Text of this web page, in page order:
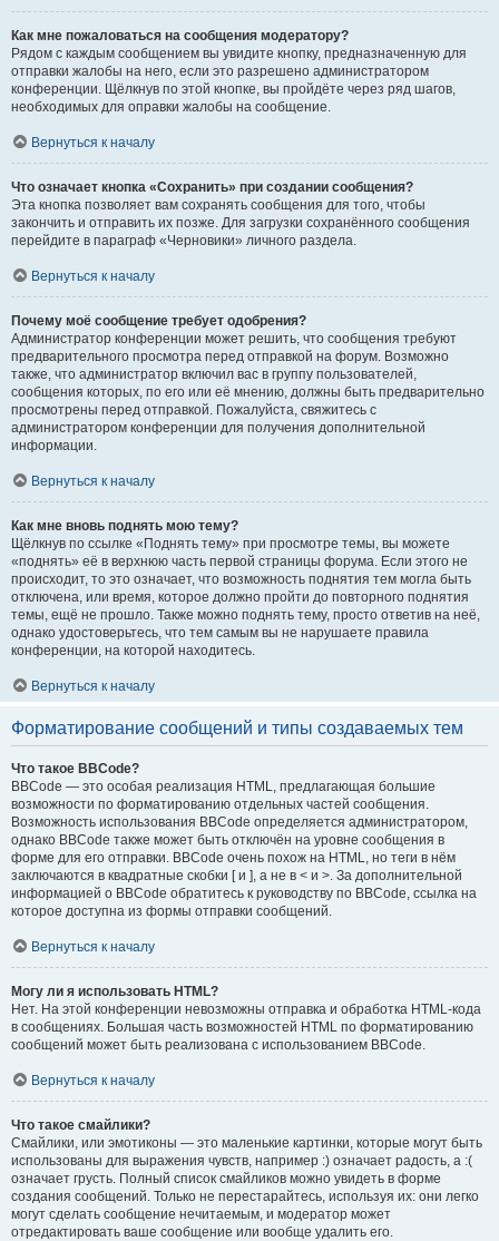
Как мне пожаловаться на сообщения модератору?
Рядом с каждым сообщением вы увидите кнопку, предназначенную для
отправки жалобы на него, если это разрешено администратором
конференции. Щёлкнув по этой кнопке, вы пройдёте через ряд шагов,
необходимых для оправки жалобы на сообщение.
Вернуться к началу
Что означает кнопка «Сохранить» при создании сообщения?
Эта кнопка позволяет вам сохранять сообщения для того, чтобы
закончить и отправить их позже. Для загрузки сохранённого сообщения
перейдите в параграф «Черновики» личного раздела.
Вернуться к началу
Почему моё сообщение требует одобрения?
Администратор конференции может решить, что сообщения требуют
предварительного просмотра перед отправкой на форум. Возможно
также, что администратор включил вас в группу пользователей,
сообщения которых, по его или её мнению, должны быть предварительно
просмотрены перед отправкой. Пожалуйста, свяжитесь с
администратором конференции для получения дополнительной
информации.
Вернуться к началу
Как мне вновь поднять мою тему?
Щёлкнув по ссылке «Поднять тему» при просмотре темы, вы можете
«поднять» её в верхнюю часть первой страницы форума. Если этого не
происходит, то это означает, что возможность поднятия тем могла быть
отключена, или время, которое должно пройти до повторного поднятия
темы, ещё не прошло. Также можно поднять тему, просто ответив на неё,
однако удостоверьтесь, что тем самым вы не нарушаете правила
конференции, на которой находитесь.
Вернуться к началу
Форматирование сообщений и типы создаваемых тем
Что такое BBCode?
BBCode — это особая реализация HTML, предлагающая большие
возможности по форматированию отдельных частей сообщения.
Возможность использования BBCode определяется администратором,
однако BBCode также может быть отключён на уровне сообщения в
форме для его отправки. BBCode очень похож на HTML, но теги в нём
заключаются в квадратные скобки [ и ], а не в < и >. За дополнительной
информацией о BBCode обратитесь к руководству по BBCode, ссылка на
которое доступна из формы отправки сообщений.
Вернуться к началу
Могу ли я использовать HTML?
Нет. На этой конференции невозможны отправка и обработка HTML-кода
в сообщениях. Большая часть возможностей HTML по форматированию
сообщений может быть реализована с использованием BBCode.
Вернуться к началу
Что такое смайлики?
Смайлики, или эмотиконы — это маленькие картинки, которые могут быть
использованы для выражения чувств, например :) означает радость, а :(
означает грусть. Полный список смайликов можно увидеть в форме
создания сообщений. Только не перестарайтесь, используя их: они легко
могут сделать сообщение нечитаемым, и модератор может
отредактировать ваше сообщение или вообще удалить его.